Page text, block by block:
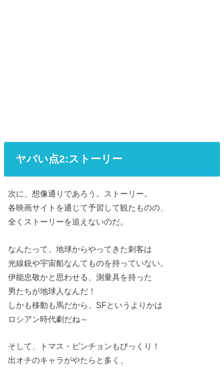
ヤバい点2:ストーリー
次に、想像通りであろう。ストーリー。
各映画サイトを通じて予習して観たものの、
全くストーリーを追えないのだ。
なんたって、地球からやってきた刺客は
光線銃や宇宙船なんてものを持っていない。
伊能忠敬かと思わせる、測量具を持った
男たちが地球人なんだ！
しかも移動も馬だから、SFというよりかは
ロシアン時代劇だね～
そして、トマス・ピンチョンもびっくり！
出オチのキャラがやたらと多く、